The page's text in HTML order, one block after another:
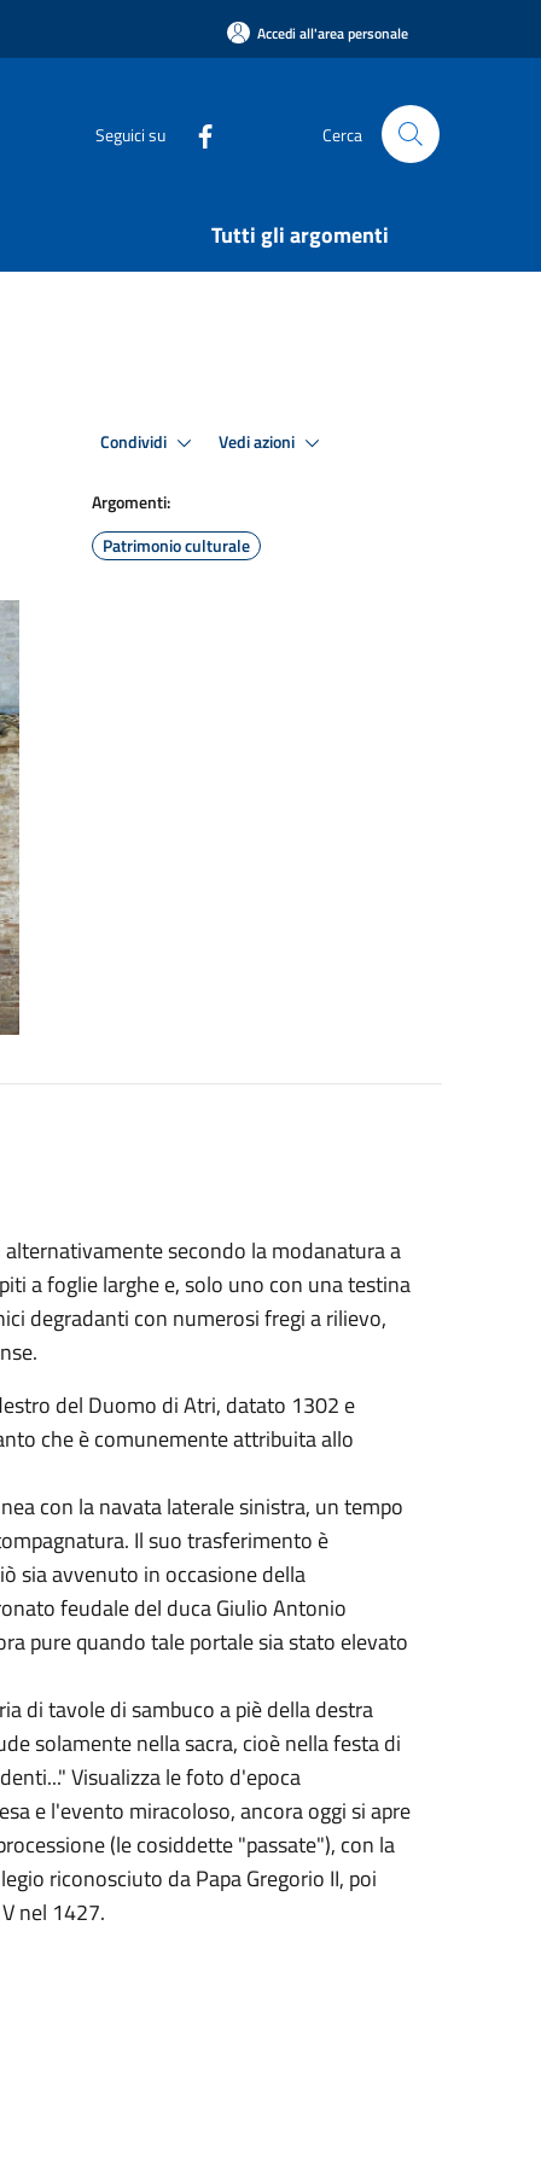
Accedi all'area personale
Seguici su Cerca
Tutti gli argomenti
Condividi Vedi azioni
Argomenti:
Patrimonio culturale
secondo la modanatura a
a foglie larghe e, solo uno con una testina
degradanti con numerosi fregi a rilievo,
del Duomo di Atri, datato 1302 e
che è comunemente attribuita allo
con la navata laterale sinistra, un tempo
Il suo trasferimento è
sia avvenuto in occasione della
feudale del duca Giulio Antonio
pure quando tale portale sia stato elevato
di tavole di sambuco a piè della destra
solamente nella sacra, cioè nella festa di
Visualizza le foto d'epoca
e l'evento miracoloso, ancora oggi si apre
(le cosiddette "passate"), con la
riconosciuto da Papa Gregorio II, poi
nel 1427.